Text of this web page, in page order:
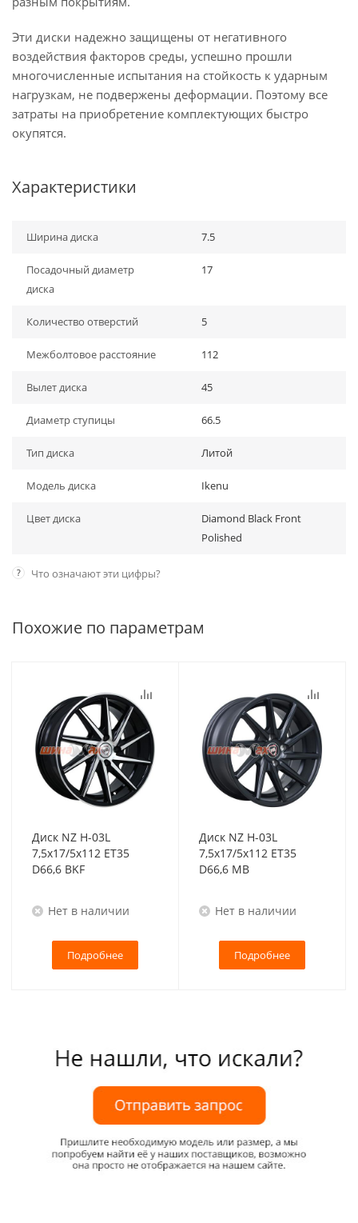
Эти диски надежно защищены от негативного
воздействия факторов среды, успешно прошли
многочисленные испытания на стойкость к ударным
нагрузкам, не подвержены деформации. Поэтому все
затраты на приобретение комплектующих быстро
окупятся.
Характеристики
Ширина диска 7.5
Посадочный диаметр
диска
17
Количество отверстий 5
Межболтовое расстояние 112
Вылет диска 45
Диаметр ступицы 66.5
Тип диска Литой
Модель диска Ikenu
Цвет диска
Diamond Black Front
Polished
? Что означают эти цифры?
Похожие по параметрам
Диск NZ H-03L
7,5x17/5x112 ET35
D66,6 BKF
Нет в наличии
Подробнее
Диск NZ H-03L
7,5x17/5x112 ET35
D66,6 MB
Нет в наличии
Подробнее